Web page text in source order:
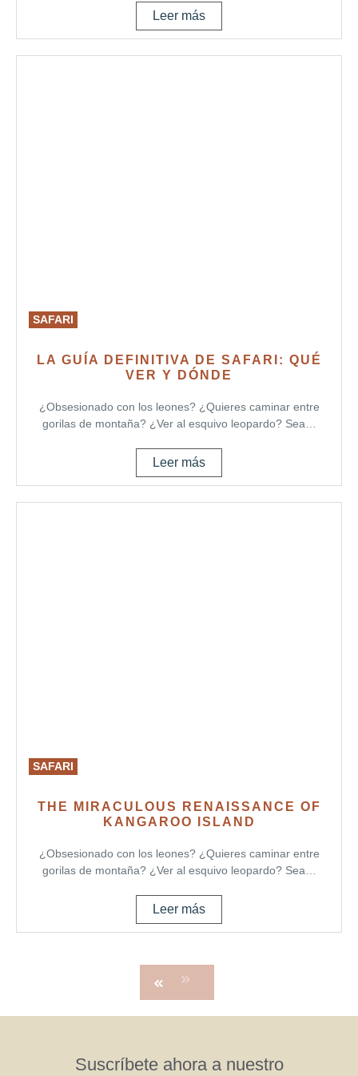
Leer más
SAFARI
LA GUÍA DEFINITIVA DE SAFARI: QUÉ
VER Y DÓNDE
¿Obsesionado con los leones? ¿Quieres caminar entre
gorilas de montaña? ¿Ver al esquivo leopardo? Sea…
Leer más
SAFARI
THE MIRACULOUS RENAISSANCE OF
KANGAROO ISLAND
¿Obsesionado con los leones? ¿Quieres caminar entre
gorilas de montaña? ¿Ver al esquivo leopardo? Sea…
Leer más
Suscríbete ahora a nuestro